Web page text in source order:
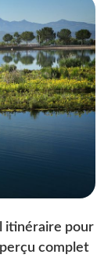
itinéraire pour
complet